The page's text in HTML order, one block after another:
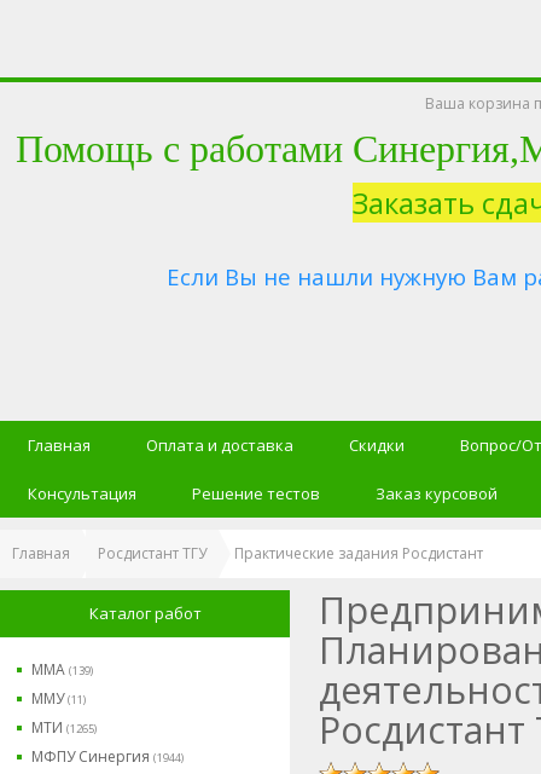
Ваша корзина
Помощь с работами
Заказать
Если Вы не нашли нужную Вам
Главная Оплата и доставка Скидки Вопрос/
Консультация Решение тестов Заказ курсовой
Главная Росдистант ТГУ Практические задания Росдистант
Каталог работ
ММА (139)
ММУ(11)
МТИ (1265)
МФПУ Синергия (1944)